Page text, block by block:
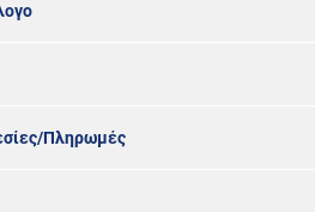
Πληρωμές